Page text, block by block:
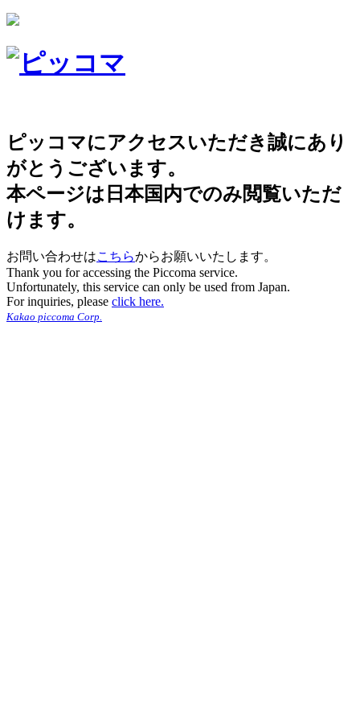
ピッコマにアクセスいただき誠にあり
がとうございます。
本ページは日本国内でのみ閲覧いただ
けます。
お問い合わせはこちらからお願いいたします。
Thank you for accessing the Piccoma service.
Unfortunately, this service can only be used from Japan.
For inquiries, please click here.
Kakao piccoma Corp.